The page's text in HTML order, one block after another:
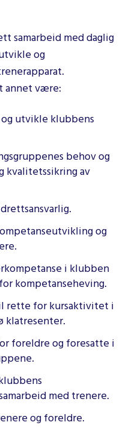
samarbeid med daglig
og
annet være:
utvikle klubbens
behov og
kvalitetssikring av
og
i klubben
kompetanseheving.
rette for kursaktivitet i
klatresenter.
foreldre og foresatte i
med trenere.
og foreldre.